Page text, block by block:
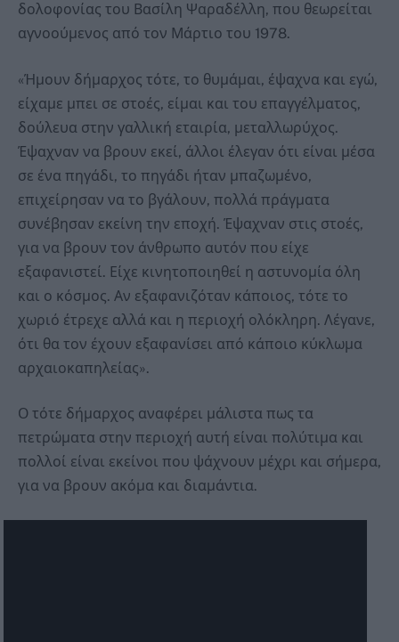
δολοφονίας του Βασίλη Ψαραδέλλη, που θεωρείται
αγνοούμενος από τον Μάρτιο του 1978.
«Ήμουν δήμαρχος τότε, το θυμάμαι, έψαχνα και εγώ,
είχαμε μπει σε στοές, είμαι και του επαγγέλματος,
δούλευα στην γαλλική εταιρία, μεταλλωρύχος.
Έψαχναν να βρουν εκεί, άλλοι έλεγαν ότι είναι μέσα
σε ένα πηγάδι, το πηγάδι ήταν μπαζωμένο,
επιχείρησαν να το βγάλουν, πολλά πράγματα
συνέβησαν εκείνη την εποχή. Έψαχναν στις στοές,
για να βρουν τον άνθρωπο αυτόν που είχε
εξαφανιστεί. Είχε κινητοποιηθεί η αστυνομία όλη
και ο κόσμος. Αν εξαφανιζόταν κάποιος, τότε το
χωριό έτρεχε αλλά και η περιοχή ολόκληρη. Λέγανε,
ότι θα τον έχουν εξαφανίσει από κάποιο κύκλωμα
αρχαιοκαπηλείας».
Ο τότε δήμαρχος αναφέρει μάλιστα πως τα
πετρώματα στην περιοχή αυτή είναι πολύτιμα και
πολλοί είναι εκείνοι που ψάχνουν μέχρι και σήμερα,
για να βρουν ακόμα και διαμάντια.